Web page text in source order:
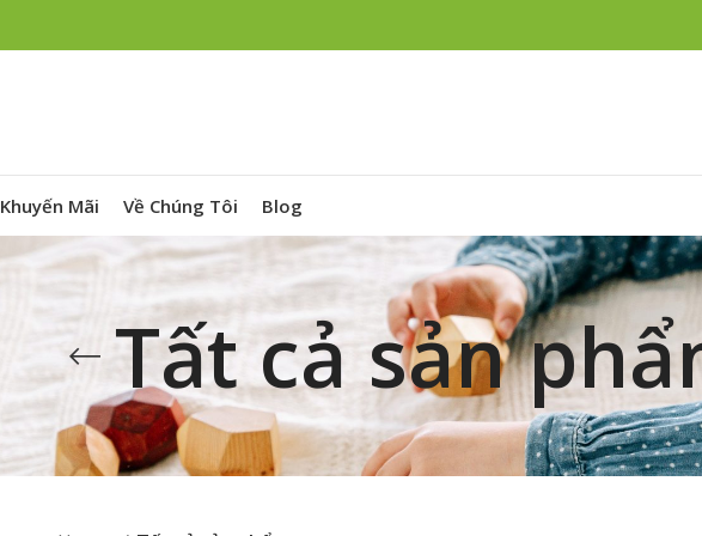
Khuyến Mãi Về Chúng Tôi Blog
Tất cả sản